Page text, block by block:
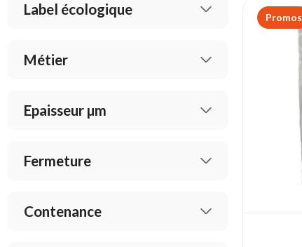
Label écologique
Métier
Epaisseur µm
Fermeture
Contenance
Promos